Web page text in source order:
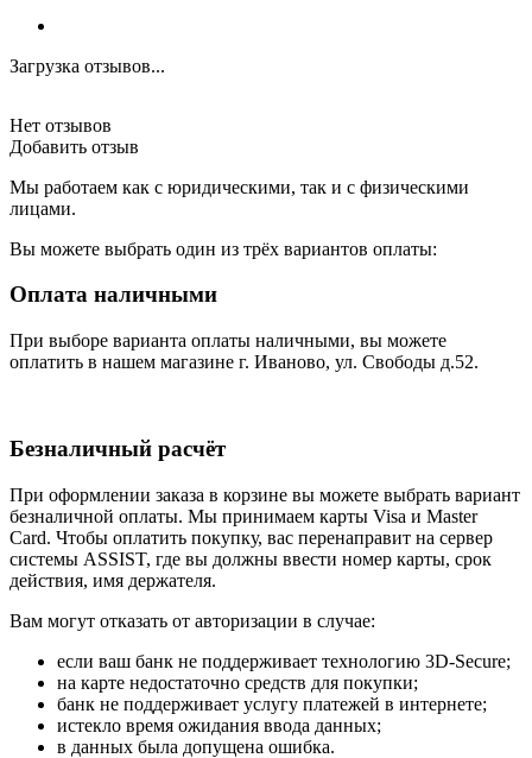
Загрузка отзывов...
Нет отзывов
Добавить отзыв
Мы работаем как с юридическими, так и с физическими
лицами.
Вы можете выбрать один из трёх вариантов оплаты:
Оплата наличными
При выборе варианта оплаты наличными, вы можете
оплатить в нашем магазине г. Иваново, ул. Свободы д.52.
Безналичный расчёт
При оформлении заказа в корзине вы можете выбрать вариант
безналичной оплаты. Мы принимаем карты Visa и Master
Card. Чтобы оплатить покупку, вас перенаправит на сервер
системы ASSIST, где вы должны ввести номер карты, срок
действия, имя держателя.
Вам могут отказать от авторизации в случае:
если ваш банк не поддерживает технологию 3D-Secure;
на карте недостаточно средств для покупки;
банк не поддерживает услугу платежей в интернете;
истекло время ожидания ввода данных;
в данных была допущена ошибка.